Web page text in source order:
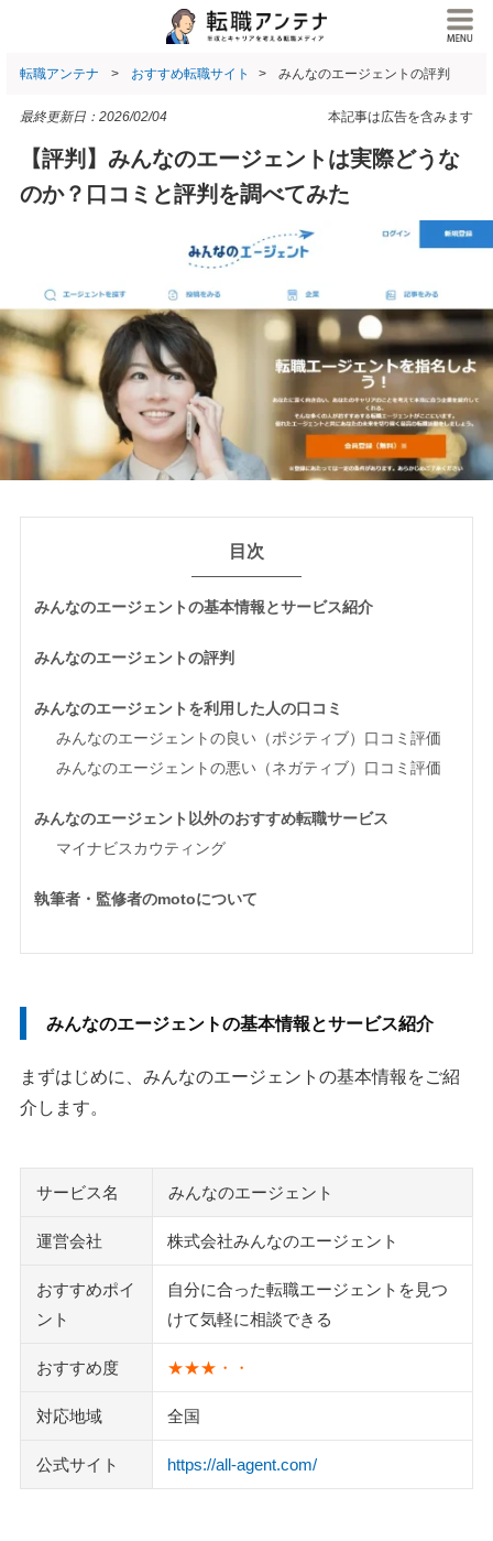
転職アンテナ おすすめ転職サイト みんなのエージェントの評判
本記事は広告を含みます
最終更新日： 2026/02/04
【評判】みんなのエージェントは実際どうな
のか？口コミと評判を調べてみた
目次
みんなのエージェントの基本情報とサービス紹介
みんなのエージェントの評判
みんなのエージェントを利用した人の口コミ
みんなのエージェントの良い（ポジティブ）口コミ評価
みんなのエージェントの悪い（ネガティブ）口コミ評価
みんなのエージェント以外のおすすめ転職サービス
マイナビスカウティング
執筆者・監修者のmotoについて
みんなのエージェントの基本情報とサービス紹介
まずはじめに、みんなのエージェントの基本情報をご紹
介します。
サービス名 みんなのエージェント
運営会社 株式会社みんなのエージェント
おすすめポイ
ント
自分に合った転職エージェントを見つ
けて気軽に相談できる
おすすめ度 ★★★・・
対応地域 全国
公式サイト https://all-agent.com/